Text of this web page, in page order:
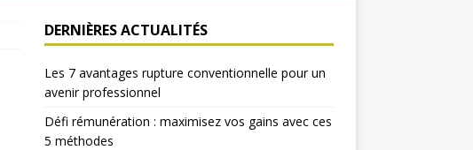
DERNIÈRES ACTUALITÉS
Les 7 avantages rupture conventionnelle pour un
avenir professionnel
Défi rémunération : maximisez vos gains avec ces
5 méthodes